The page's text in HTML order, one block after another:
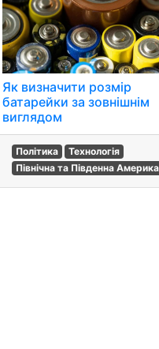
Як визначити розмір
батарейки за зовнішнім
виглядом
Політика
Технологія
Північна та Південна Америка